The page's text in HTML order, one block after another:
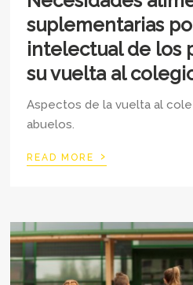
suplementarias
intelectual de los
su vuelta al
Aspectos de la vuelta al
abuelos.
READ MORE ›